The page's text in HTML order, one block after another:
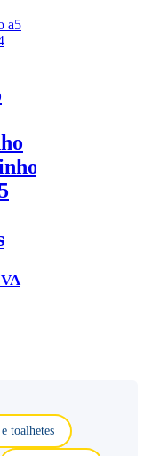
toalhetes